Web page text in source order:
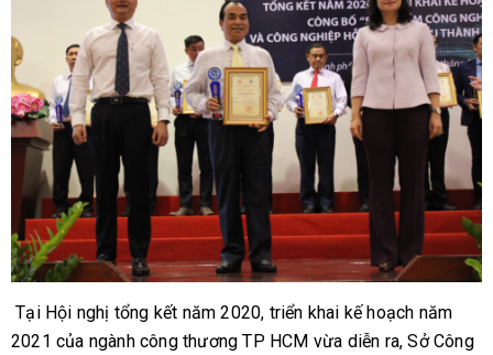
Tại Hội nghị tổng kết năm 2020, triển khai kế hoạch năm
2021 của ngành công thương TP HCM vừa diễn ra, Sở Công